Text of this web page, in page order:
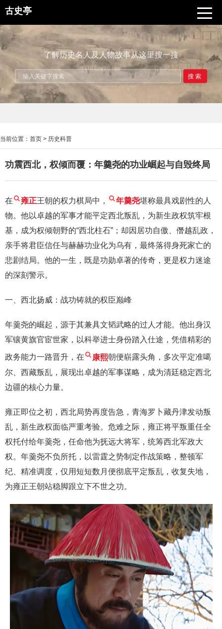
古史亭
了解历史名人及人物故事从这里搜一搜
搜索
当前位置： 首页 > 历史科普
功震西北，权倾而覆：年羹尧的功业崛起与自毁终局
在 雍正王朝的权力棋局中， 年羹尧堪称最具戏剧性的人
物。他以卓越的军事才能平定西北叛乱，为新生政权筑牢根
基，成为权倾朝野的“西北柱石”；却因居功自傲、僭越乱政，
亲手将君臣信任与赫赫功业化为乌有，最终落得身死家亡的
悲剧结局。他的一生，既是功勋卓著的传奇，更是权力迷途
的深刻警示。
一、西北扬威：战功铸就的权臣巅峰
年羹尧的崛起，源于其兼具文韬武略的过人才能。他出身汉
军镶黄旗官宦世家，以科举进士身份踏入仕途，凭借精彩的
政务能力一路晋升，在 康熙朝便崭露头角，多次平定准噶
尔、西藏叛乱，展现出卓越的军事谋略，成为清廷稳定西北
边疆的核心力量。
雍正即位之初，西北局势再度告急，青海罗卜藏丹津发动叛
乱，新生政权面临严重考验。危难之际，雍正将平叛重任全
权托付给年羹尧，任命他为抚远大将军，统筹西北军政大
权。年羹尧不负所托，以雷霆之势制定作战策略，整顿军
纪、精准调度，仅用短短数月便彻底平定叛乱，收复失地，
为雍正王朝站稳脚跟立下不世之功。